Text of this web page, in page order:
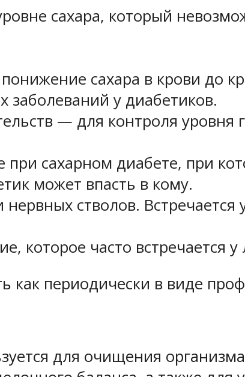
сахара, который
сахара в крови до
заболеваний у диабетиков.
— для контроля уровня
сахарном диабете, при
может впасть в кому.
стволов. Встречается
которое часто встречается
как периодически в виде
для очищения